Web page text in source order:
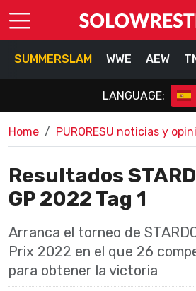
SUMMERSLAM WWE AEW
LANGUAGE:
Home PURORESU noticias y
Resultados
GP 2022 Tag 1
Arranca el torneo de
Prix 2022 en el que 26
para obtener la victoria